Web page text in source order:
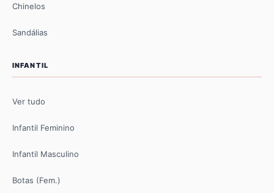
Chinelos
Sandálias
INFANTIL
Ver tudo
Infantil Feminino
Infantil Masculino
Botas (Fem.)